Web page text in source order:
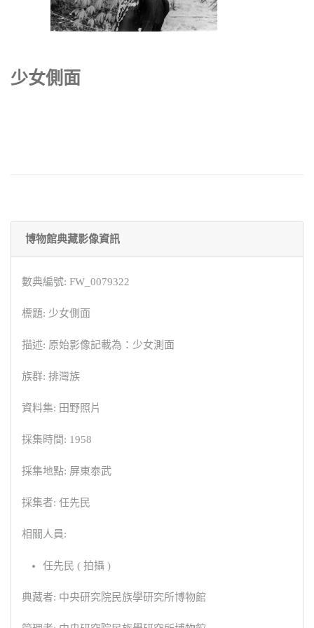
少女側面
博物館典藏影像資訊
數典編號: FW_0079322
標題: 少女側面
描述: 原始影像記載為：少女測面
族群: 排灣族
資料集: 田野照片
採集時間: 1958
採集地點: 屏東泰武
採集者: 任先民
相關人員:
任先民 ( 拍攝 )
典藏者: 中央研究院民族學研究所博物館